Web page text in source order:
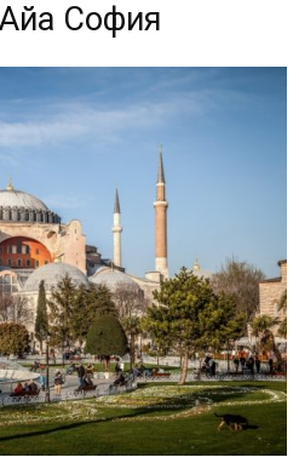
София